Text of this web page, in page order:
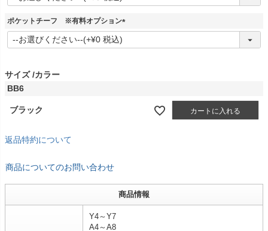
)
ポケットチーフ ※有料オプション
(
サイズ カラー
BB6
ブラック カートに入れる
返品特約について
商品についてのお問い合わせ
商品情報
Y4～Y7
A4～A8